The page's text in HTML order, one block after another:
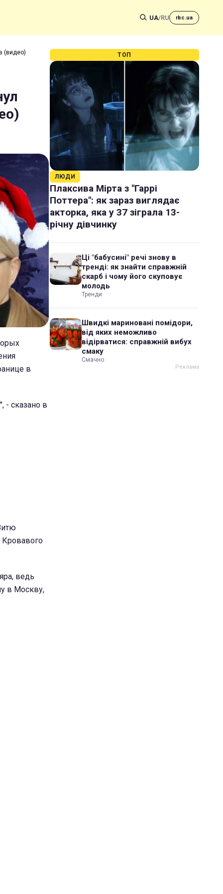
UA/RU rbc.ua
(видео)
в
- сказано в
ведь
в Москву,
ТОП
ЛЮДИ
Плаксива Мірта з "Гаррі
Поттера": як зараз виглядає
акторка, яка у 37 зіграла 13-
річну дівчинку
Ці "бабусині" речі знову в
тренді: як знайти справжній
скарб і чому його скуповує
молодь
Тренди
Швидкі мариновані помідори,
від яких неможливо
відірватися: справжній вибух
смаку
Смачно